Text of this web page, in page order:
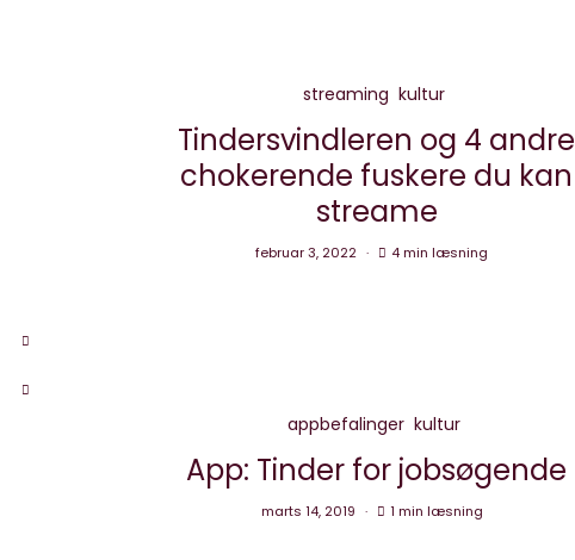
streaming kultur
Tindersvindleren og 4 andre
chokerende fuskere du kan
streame
februar 3, 2022 4 min læsning
appbefalinger kultur
App: Tinder for jobsøgende
marts 14, 2019 1 min læsning